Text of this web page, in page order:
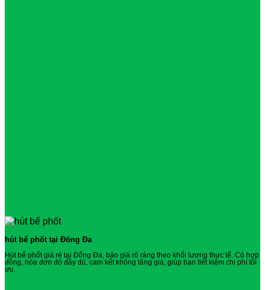
hút bể phốt tại Đống Đa
Hút bể phốt giá rẻ tại Đống Đa, báo giá rõ ràng theo khối lượng thực tế. Có hợp
đồng, hóa đơn đỏ đầy đủ, cam kết không tăng giá, giúp bạn tiết kiệm chi phí tối
ưu.